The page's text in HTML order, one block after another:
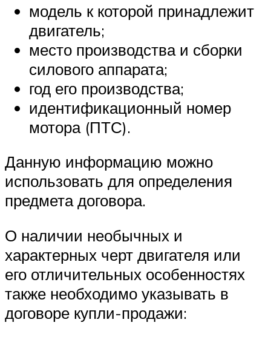
модель к которой принадлежит
двигатель;
место производства и сборки
силового аппарата;
год его производства;
идентификационный номер
мотора (ПТС).
Данную информацию можно
использовать для определения
предмета договора.
О наличии необычных и
характерных черт двигателя или
его отличительных особенностях
также необходимо указывать в
договоре купли-продажи: